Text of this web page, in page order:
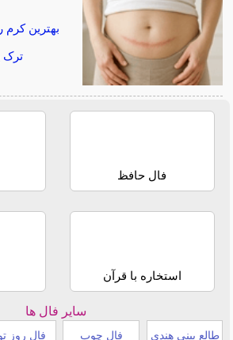
بهترین کرم
ترک
فال حافظ
استخاره با قرآن
سایر فال ها
طالع بینی هندی فال چوب فال روز